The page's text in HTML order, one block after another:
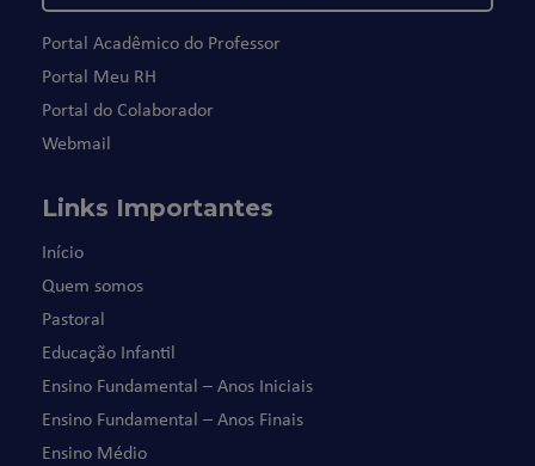
Portal Acadêmico do Professor
Portal Meu RH
Portal do Colaborador
Webmail
Links Importantes
Início
Quem somos
Pastoral
Educação Infantil
Ensino Fundamental – Anos Iniciais
Ensino Fundamental – Anos Finais
Ensino Médio